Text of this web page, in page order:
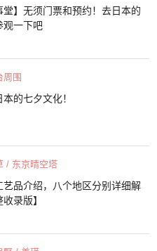
堂】无须门票和预约！去日本的
观一下吧
周围
的七夕文化！
/ 东京晴空塔
艺品介绍，八个地区分别详细解
录版】